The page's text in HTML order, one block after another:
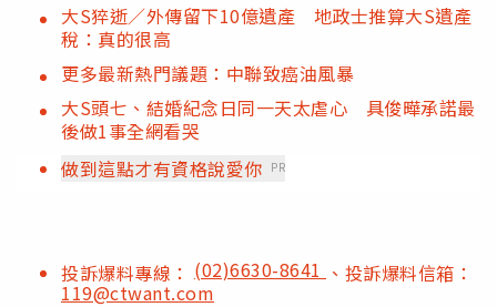
大S猝逝／外傳留下10億遺產 地政士推算大S遺產
稅：真的很高
更多最新熱門議題：中聯致癌油風暴
大S頭七、結婚紀念日同一天太虐心 具俊曄承諾最
後做1事全網看哭
做到這點才有資格說愛你 PR
投訴爆料專線： (02)6630-8641 、投訴爆料信箱：
119@ctwant.com